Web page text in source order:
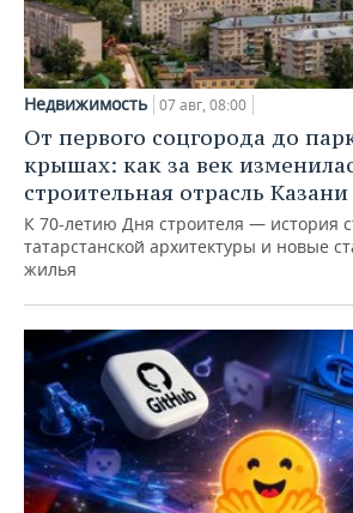
Недвижимость 07 авг, 08:00
От первого соцгорода до
крышах: как за век
строительная отрасль Казани
К 70-летию Дня строителя — история
татарстанской архитектуры и новые
жилья